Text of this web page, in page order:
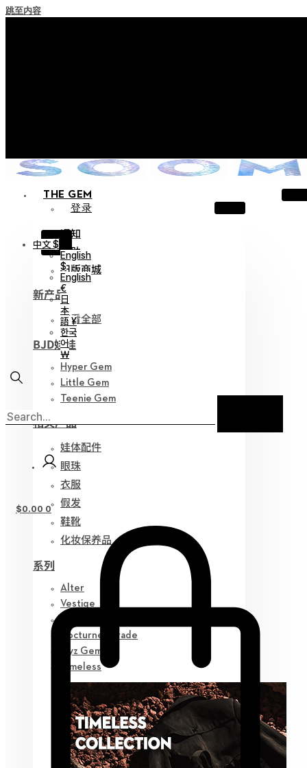
跳至内容
THE GEM
登录
X
通知
帮助
旧版商城
新产品
查看全部
BJD娃娃
Hyper Gem
Little Gem
Teenie Gem
相关产品
娃体配件
眼珠
衣服
假发
鞋靴
化妆保养品
系列
Alter
Vestige
Nocturne Parade
Myz Gem
Timeless
中文 $
English
$
English
€
日
本
語 ¥
한국
어
￦
$0.00 0